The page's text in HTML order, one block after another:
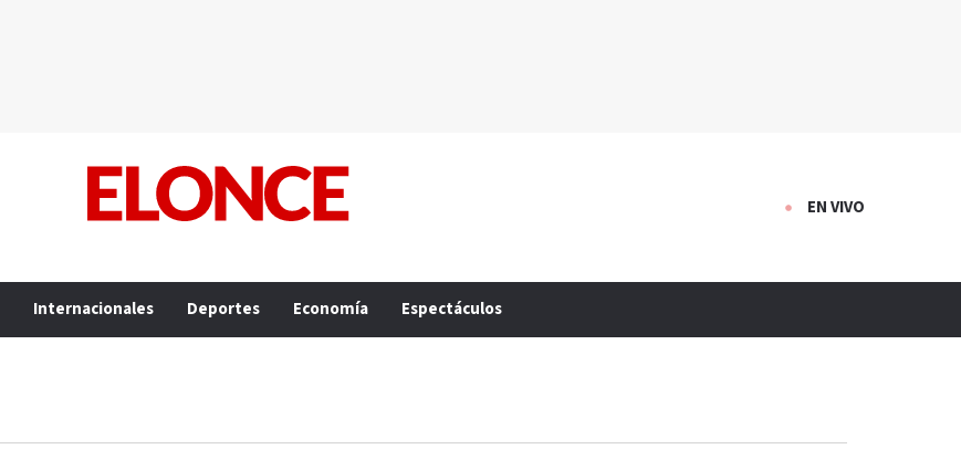
EN VIVO
Internacionales Deportes Economía Espectáculos